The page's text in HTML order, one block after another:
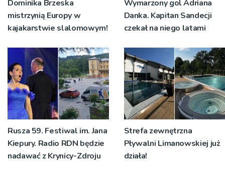
Dominika Brzeska
mistrzynią Europy w
kajakarstwie slalomowym!
Wymarzony gol Adriana
Danka. Kapitan Sandecji
czekał na niego latami
Rusza 59. Festiwal im. Jana
Kiepury. Radio RDN będzie
nadawać z Krynicy-Zdroju
Strefa zewnętrzna
Pływalni Limanowskiej już
działa!